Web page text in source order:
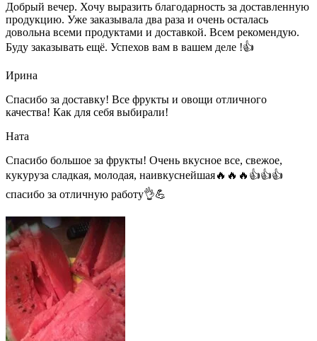
Добрый вечер. Хочу выразить благодарность за доставленную
продукцию. Уже заказывала два раза и очень осталась
довольна всеми продуктами и доставкой. Всем рекомендую.
Буду заказывать ещё. Успехов вам в вашем деле !👍
Ирина
Спасибо за доставку! Все фрукты и овощи отличного
качества! Как для себя выбирали!
Ната
Спасибо большое за фрукты! Очень вкусное все, свежое,
кукуруза сладкая, молодая, наивкуснейшая🔥🔥🔥👍👍👍
спасибо за отличную работу👌💪